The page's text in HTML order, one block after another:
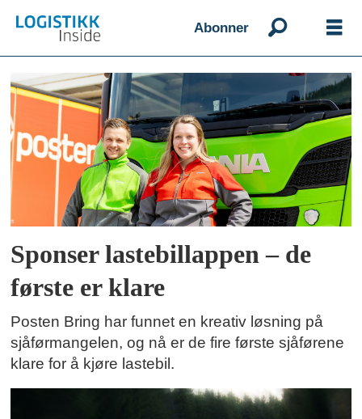
Abonner
Emne:
yrkessjåfører
Sponser lastebillappen – de
første er klare
Posten Bring har funnet en kreativ løsning på
sjåførmangelen, og nå er de fire første sjåførene
klare for å kjøre lastebil.